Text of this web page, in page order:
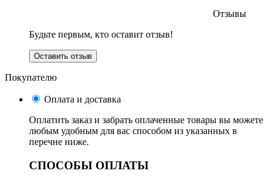
Отзывы
Будьте первым, кто оставит отзыв!
Оставить отзыв
Покупателю
Оплата и доставка
Оплатить заказ и забрать оплаченные товары вы можете
любым удобным для вас способом из указанных в
перечне ниже.
СПОСОБЫ ОПЛАТЫ